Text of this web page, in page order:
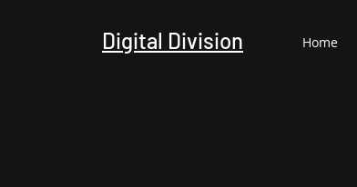
Digital Division Home